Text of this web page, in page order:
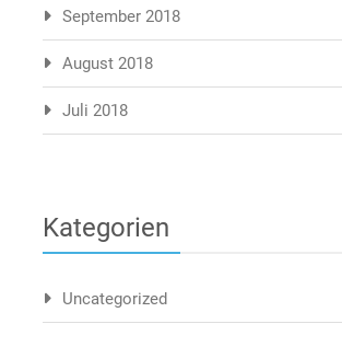
September 2018
August 2018
Juli 2018
Kategorien
Uncategorized